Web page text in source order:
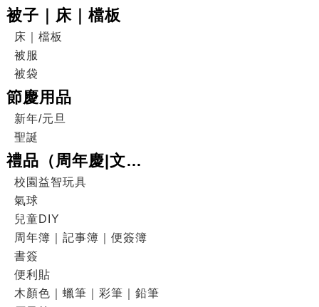
被子｜床｜檔板
床｜檔板
被服
被袋
節慶用品
新年/元旦
聖誕
禮品（周年慶|文
具|DIY|電子產品|戶外
用品）
校園益智玩具
氣球
兒童DIY
周年簿｜記事簿｜便簽簿
書簽
便利貼
木顏色｜蠟筆｜彩筆｜鉛筆